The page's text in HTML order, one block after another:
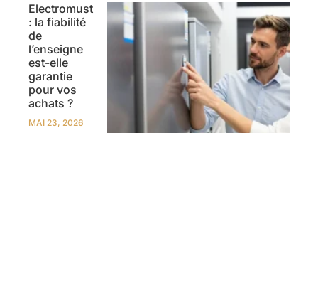
Electromust
: la fiabilité
de
l’enseigne
est-elle
garantie
pour vos
achats ?
MAI 23, 2026